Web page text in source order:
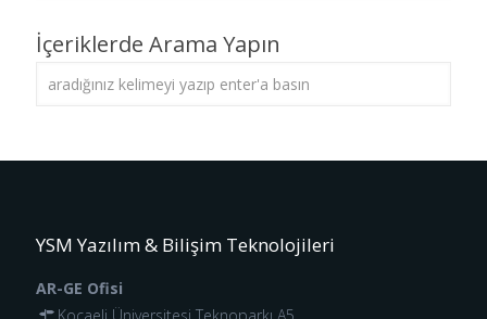
İçeriklerde Arama Yapın
YSM Yazılım & Bilişim Teknolojileri
AR-GE Ofisi